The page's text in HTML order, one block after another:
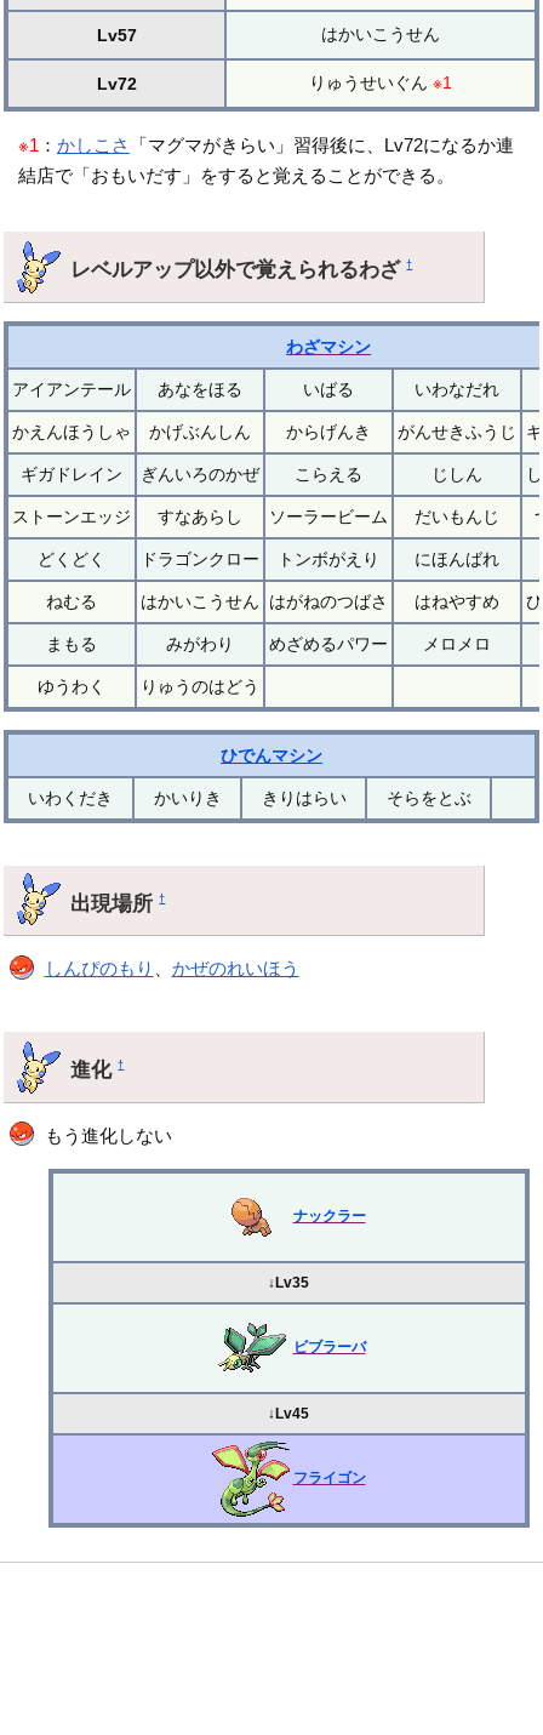
Lv57 はかいこうせん
Lv72 りゅうせいぐん ※1
※1 ：かしこさ
「マグマがきらい」習得後に、Lv72になるか連
結店で「おもいだす」をすると覚えることができる。
レベルアップ以外で覚えられるわざ†
わざマシン
アイアンテール あなをほる いばる いわなだれ
かえんほうしゃ かげぶんしん からげんき がんせきふうじ
ギガドレイン ぎんいろのかぜ こらえる じしん
ストーンエッジ すなあらし ソーラービーム だいもんじ
どくどく ドラゴンクロー トンボがえり にほんばれ
ねむる はかいこうせん はがねのつばさ はねやすめ
まもる みがわり めざめるパワー メロメロ
ゆうわく りゅうのはどう
ひでんマシン
いわくだき かいりき きりはらい そらをとぶ
出現場所†
しんぴのもり かぜのれいほう
進化†
もう進化しない
ナックラー
↓Lv35
ビブラーバ
↓Lv45
フライゴン